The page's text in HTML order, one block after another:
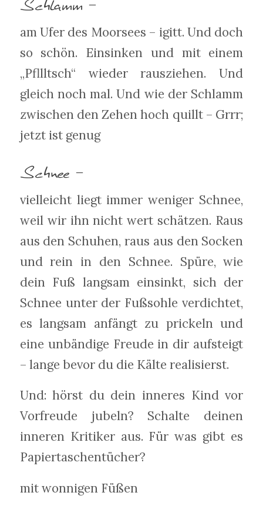
Schlamm –
am Ufer des Moorsees – igitt. Und doch
so schön. Einsinken und mit einem
„Pfllltsch“ wieder rausziehen. Und
gleich noch mal. Und wie der Schlamm
zwischen den Zehen hoch quillt – Grrr;
jetzt ist genug
Schnee –
vielleicht liegt immer weniger Schnee,
weil wir ihn nicht wert schätzen. Raus
aus den Schuhen, raus aus den Socken
und rein in den Schnee. Spüre, wie
dein Fuß langsam einsinkt, sich der
Schnee unter der Fußsohle verdichtet,
es langsam anfängt zu prickeln und
eine unbändige Freude in dir aufsteigt
– lange bevor du die Kälte realisierst.
Und: hörst du dein inneres Kind vor
Vorfreude jubeln? Schalte deinen
inneren Kritiker aus. Für was gibt es
Papiertaschentücher?
mit wonnigen Füßen